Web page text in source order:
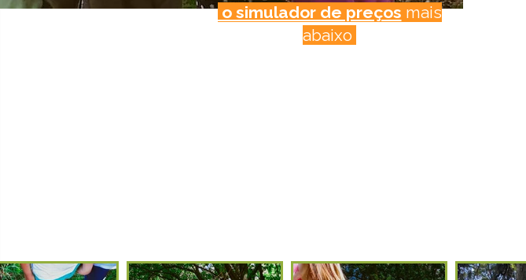
o simulador de preços mais
abaixo